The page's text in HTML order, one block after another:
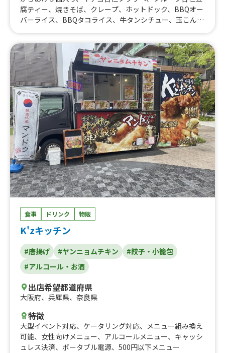
腐ティー、焼きそば、クレープ、ホットドック、BBQオー
バーライス、BBQタコライス、牛タンシチュー、玉こんに
フルト、カップインフレンチトースト、アルコール、BBQ
単品、ドリンク、BBQバーガー、ハラミグリル丼
食事 ドリンク 物販
K'zキッチン
#唐揚げ #ヤンニョムチキン
#餃子・小籠包
#アルコール・お酒
出店希望都道府県
大阪府、 兵庫県、 奈良県
特徴
大型イベント対応、 ケータリング対応、 メニュー組み換え
可能、 女性向けメニュー、 アルコールメニュー、 キャッシ
ュレス決済、 ポータブル電源、 500円以下メニュー